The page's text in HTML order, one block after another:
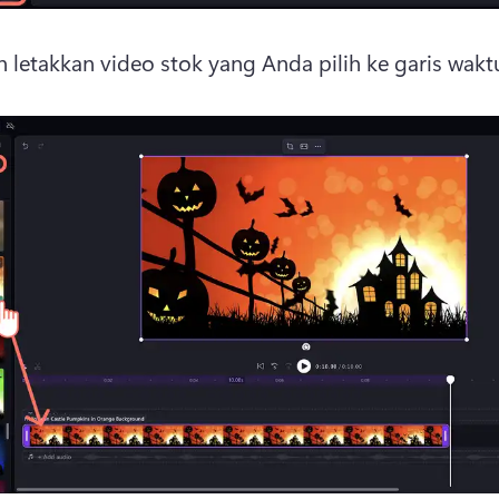
letakkan video stok yang Anda pilih ke garis